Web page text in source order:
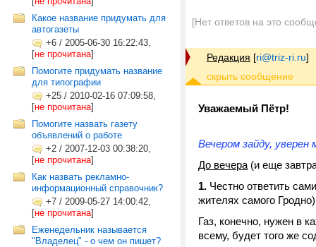
Какое название придумать для
автогазеты
+6 / 2005-06-30 16:22:43,
[не прочитана]
Помогите придумать название
для типографии
+25 / 2010-02-16 07:09:58,
[не прочитана]
Помогите назвать газету
объявлений о работе
+2 / 2007-12-03 00:38:20,
[не прочитана]
Как назвать рекламно-
информационный справочник?
+7 / 2009-05-27 14:00:42,
[не прочитана]
Еженедельник называется
"Владелец" - о чем он пишет?
[Нет ответов на это
Редакция [ri@triz-ri.ru]
Уважаемый Пётр!
Вечером зайду, уверен
До вечера (и еще
1. Честно ответить
жителях самого
Газ, конечно, нужен в
всему, будет того же